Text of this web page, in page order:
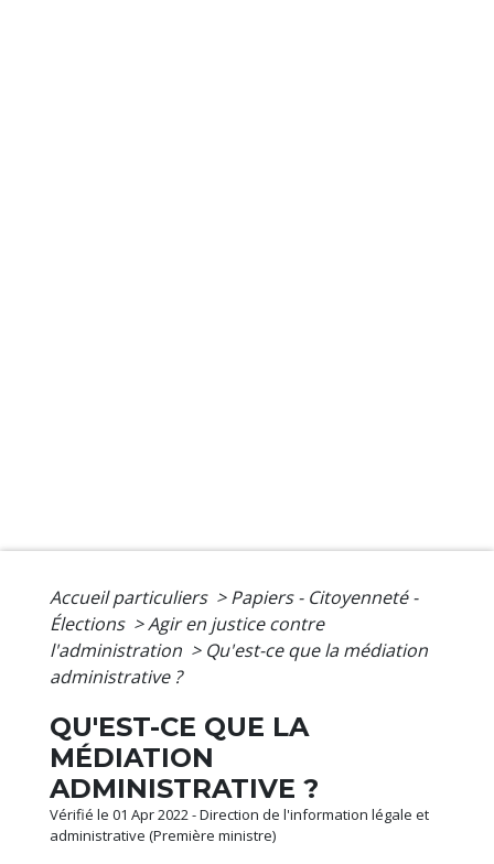
Accueil particuliers > Papiers - Citoyenneté -
Élections >Agir en justice contre
l'administration > Qu'est-ce que la médiation
administrative ?
QU'EST-CE QUE LA
MÉDIATION
ADMINISTRATIVE ?
Vérifié le 01 Apr 2022 - Direction de l'information légale et
administrative (Première ministre)